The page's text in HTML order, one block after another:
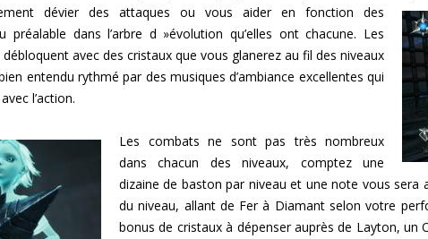
dévier des attaques ou vous aider en fonction des
préalable dans l’arbre d »évolution qu’elles ont chacune. Les
avec des cristaux que vous glanerez au fil des niveaux
entendu rythmé par des musiques d’ambiance excellentes qui
l’action.
Les combats ne sont pas très nombreux
dans chacun des niveaux, comptez une
dizaine de baston par niveau et une note vous sera
du niveau, allant de Fer à Diamant selon votre
bonus de cristaux à dépenser auprès de Layton, un